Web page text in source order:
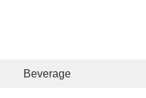
Beverage